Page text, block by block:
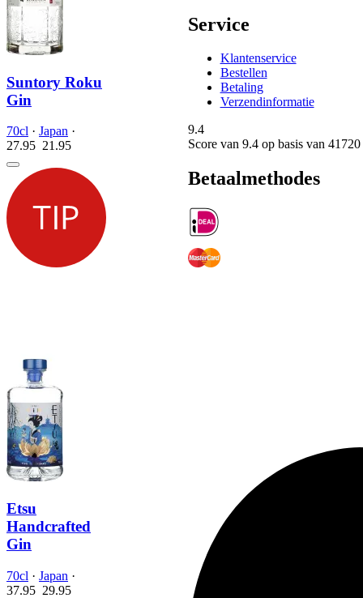
Suntory Roku
Gin
70cl · Japan ·
27.95 21.95
Etsu
Handcrafted
Gin
70cl · Japan ·
37.95 29.95
Service
Klantenservice
Bestellen
Betaling
Verzendinformatie
9.4
Score van 9.4op basis van
Betaalmethodes